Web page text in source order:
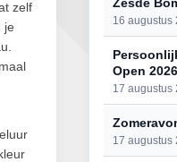
zelf
je
16 augustus
Open 2026
17 augustus
17 augustus